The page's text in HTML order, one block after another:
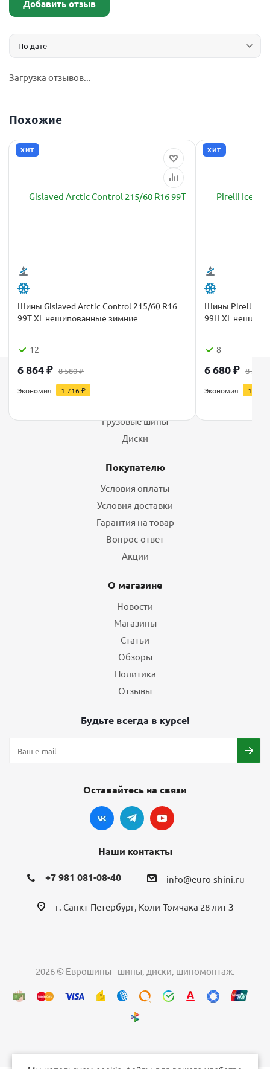
Добавить отзыв
Загрузка отзывов...
Похожие
ХИТ
Шины Gislaved Arctic Control 215/60 R16
99T XL нешипованные зимние
12
6 864₽ 8 580₽
Экономия 1 716₽
ХИТ
Шины Pirelli Ice
99H XL
8
6 680₽ 8 350
Экономия 1 670
Грузовые шины
Диски
Покупателю
Условия оплаты
Условия доставки
Гарантия на товар
Вопрос-ответ
Акции
О магазине
Новости
Магазины
Статьи
Обзоры
Политика
Отзывы
Будьте всегда в курсе!
Оставайтесь на связи
Наши контакты
+7 981 081-08-40 info@euro-shini.ru
г. Санкт-Петербург, Коли-Томчака 28 лит З
2026 © Еврошины - шины, диски, шиномонтаж.